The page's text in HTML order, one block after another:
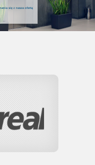
się z nasza ofertą